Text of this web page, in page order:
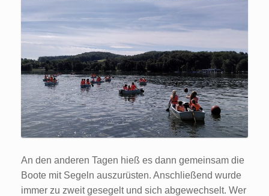
An den anderen Tagen hieß es dann gemeinsam die
Boote mit Segeln auszurüsten. Anschließend wurde
immer zu zweit gesegelt und sich abgewechselt. Wer